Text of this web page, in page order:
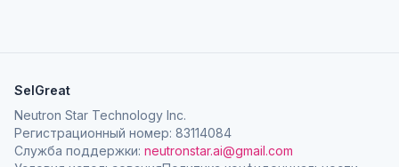
SelGreat
Neutron Star Technology Inc.
Регистрационный номер: 83114084
Служба поддержки: neutronstar.ai@gmail.com